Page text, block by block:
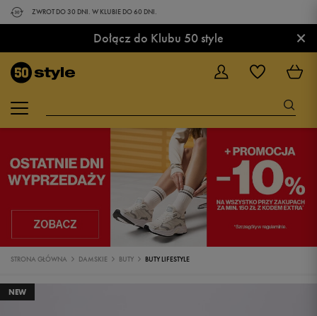
ZWROT DO 30 DNI. W KLUBIE DO 60 DNI.
Dołącz do Klubu 50 style ×
STRONA GŁÓWNA DAMSKIE BUTY BUTY LIFESTYLE
NEW